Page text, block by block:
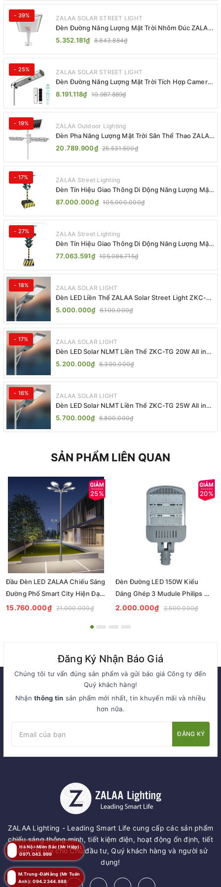
- 39% ZALAA SOLAR STREET LIGHT
Đèn Đường Năng Lượng Mặt Trời Nhôm Đúc ZALAA
ZL-BWH Cao Cấp IP65
5.352.181₫ 8.843.884₫
- 25% ZALAA SOLAR STREET LIGHT
Đèn Đường Năng Lượng Mặt Trời Tích Hợp Camera
ZALAA ZL-BJ04-CCTV (80W, IP65)
8.191.118₫ 10.987.889₫
- 19% ZALAA Outdoor Lighting
Đèn Pha Năng Lượng Mặt Trời Sân Thể Thao ZALAA
Jsc Chống Nước IP65 Cao Cấp
20.789.900₫ 25.531.500₫
- 17% ZALAA Street Lighting
Đèn Tín Hiệu Giao Thông Di Động Năng Lượng Mặt
Trời ZALAA ZL-300A-D
87.000.000₫ 105.000.000₫
- 27% ZALAA Street Lighting
Đèn Tín Hiệu Giao Thông Di Động Năng Lượng Mặt
Trời ZALAA ZL-409300C
77.063.591₫ 105.086.715₫
- 18% ZALAA SOLAR LIGHT
Đèn LED Liền Thể ZALAA Solar Street Light ZKC-
TG 20W 25W 30W All In One
5.000.000₫ 6.100.000₫
- 17% ZALAA SOLAR LIGHT
Đèn LED Solar NLMT Liền Thể ZKC-TG 20W All in
One | ZALAA Street Light
5.200.000₫ 6.300.000₫
- 16% ZALAA SOLAR LIGHT
Đèn LED Solar NLMT Liền Thể ZKC-TG 25W All in
One | ZALAA Street Light
5.700.000₫ 6.800.000₫
SẢN PHẨM LIÊN QUAN
25%
Đầu Đèn LED ZALAA Chiếu Sáng
Đường Phố Smart City Hiện Đại
Kiểu Dáng Bông Hoa Cho cột
15.760.000₫ 21.000.000₫
20%
Đèn Đường LED 150W Kiểu
Dáng Ghép 3 Mudule Philips Mã
Sp ZSL14-150PL
2.000.000₫ 2.500.000₫
Đăng Ký Nhận Báo Giá
Chúng tôi tư vấn đúng sản phẩm và gửi báo giá Công ty đến
Quý khách hàng!
Nhậnthông tin sản phẩm mới nhất, tin khuyến mãi và nhiều
hơn nữa.
ĐĂNG KÝ
ZALAA Lighting - Leading Smart Life cung cấp các sản phẩm
chiếu sáng thông minh, tiết kiệm điện, hoạt động ổn định, tiết
kiệm chi phí cho Chủ đầu tư, Quý khách hàng và người sử
dụng!
Hà Nội-Miền Bắc (Mr Hiệp):
0971.043.999
M.Trung-ĐàNẵng (Mr Tuấn
Anh): 094.2344.888